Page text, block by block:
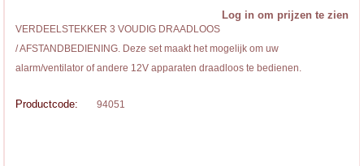
Log in om prijzen te zien
VERDEELSTEKKER 3 VOUDIG DRAADLOOS
/ AFSTANDBEDIENING. Deze set maakt het mogelijk om uw
alarm/ventilator of andere 12V apparaten draadloos te bedienen.
Productcode: 94051